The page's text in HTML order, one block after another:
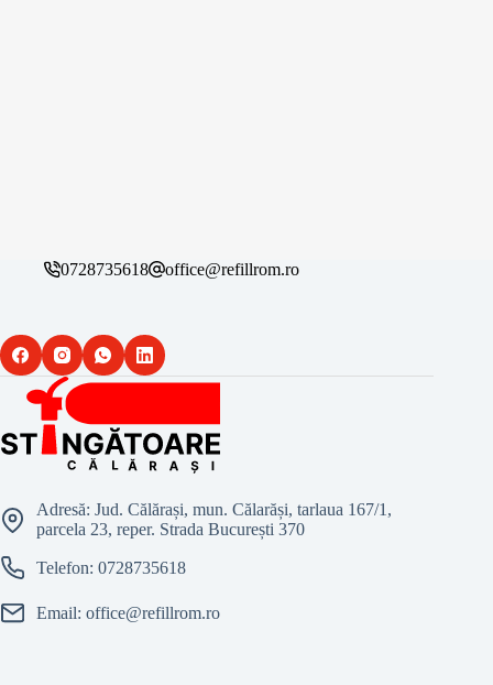
0728735618 office@refillrom.ro
Adresă: Jud. Călărași, mun. Călarăși, tarlaua 167/1,
parcela 23, reper. Strada București 370
Telefon: 0728735618
Email: office@refillrom.ro